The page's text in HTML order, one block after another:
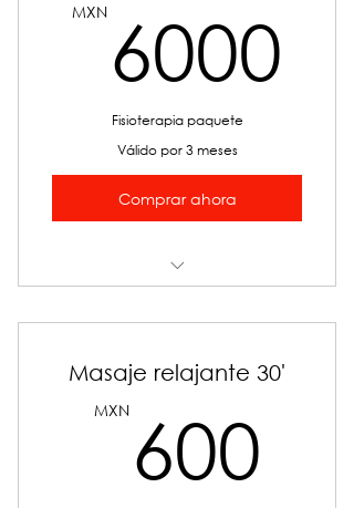
MXN 6000
Fisioterapia paquete
Válido por 3 meses
Comprar ahora
Masaje relajante 30'
MXN 600